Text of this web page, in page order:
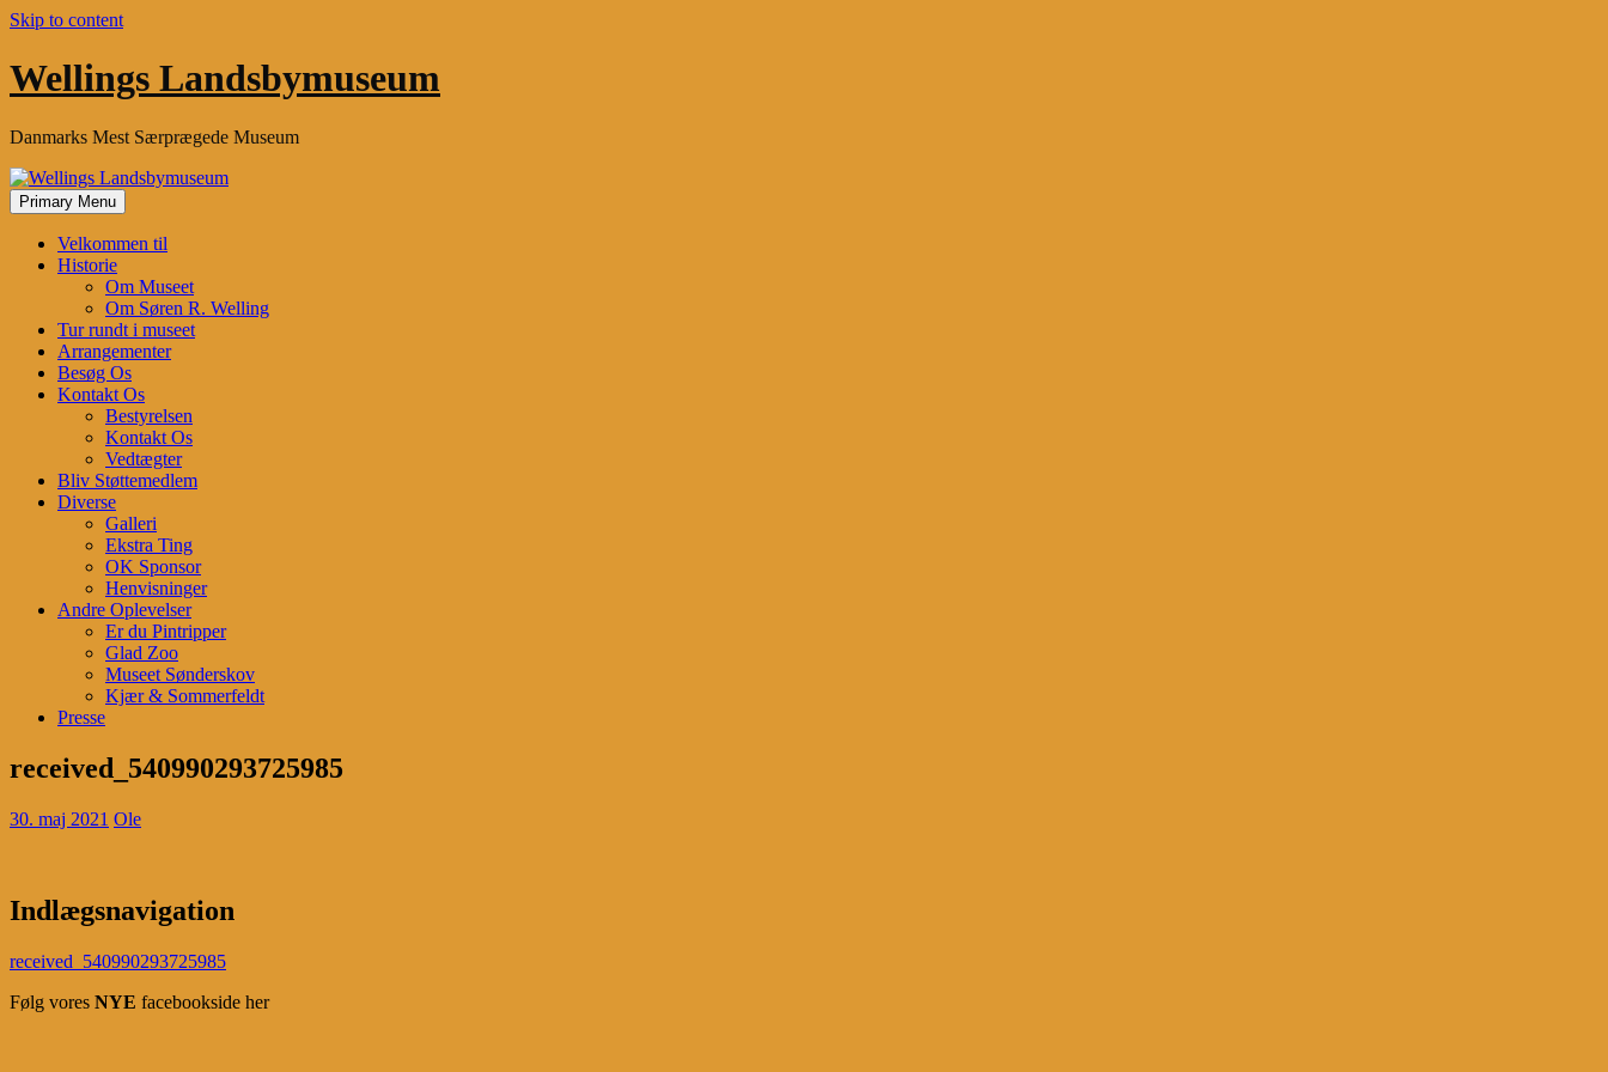
Skip to content
Wellings Landsbymuseum
Danmarks Mest Særprægede Museum
Primary Menu
Velkommen til
Historie
Om Museet
Om Søren R. Welling
Tur rundt i museet
Arrangementer
Besøg Os
Kontakt Os
Bestyrelsen
Kontakt Os
Vedtægter
Bliv Støttemedlem
Diverse
Galleri
Ekstra Ting
OK Sponsor
Henvisninger
Andre Oplevelser
Er du Pintripper
Glad Zoo
Museet Sønderskov
Kjær & Sommerfeldt
Presse
received_540990293725985
30. maj 2021 Ole
Indlægsnavigation
received_540990293725985
Følg vores NYE facebookside her